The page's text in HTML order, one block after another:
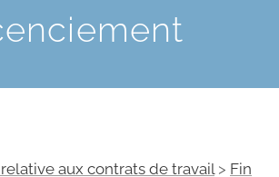
aux contrats de travail> Fin